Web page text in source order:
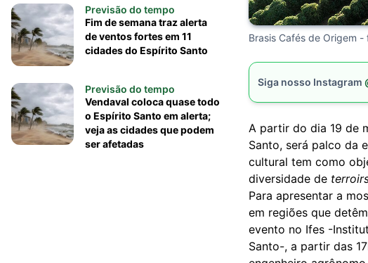
Previsão do tempo
Fim de semana traz alerta
de ventos fortes em 11
cidades do Espírito Santo
Previsão do tempo
Vendaval coloca quase todo
o Espírito Santo em alerta;
veja as cidades que podem
ser afetadas
Brasis Cafés de Origem
Siga nosso Instagram
A partir do dia 19 de
Santo, será palco da
cultural tem como
diversidade de
Para apresentar a
em regiões que
evento no Ifes -
Santo-, a partir das